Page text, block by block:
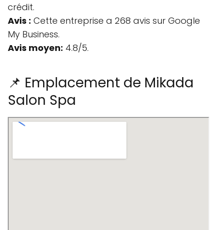
crédit.
Avis : Cette entreprise a 268 avis sur Google
My Business.
Avis moyen: 4.8/5.
📌 Emplacement de Mikada
Salon Spa